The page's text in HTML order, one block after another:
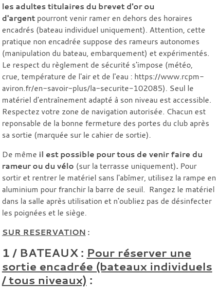
les adultes titulaires du brevet d'or ou
d'argent pourront venir ramer en dehors des horaires
encadrés (bateau individuel uniquement). Attention, cette
pratique non encadrée suppose des rameurs autonomes
(manipulation du bateau, embarquement) et expérimentés.
Le respect du règlement de sécurité s'impose (météo,
crue, température de l'air et de l'eau : https://www.rcpm-
aviron.fr/en-savoir-plus/la-securite-102085). Seul le
matériel d'entraînement adapté à son niveau est accessible.
Respectez votre zone de navigation autorisée. Chacun est
reponsable de la bonne fermeture des portes du club après
sa sortie (marquée sur le cahier de sortie).
De même il est possible pour tous de venir faire du
rameur ou du vélo (sur la terrasse uniquement). Pour
sortir et rentrer le matériel sans l'abîmer, utilisez la rampe en
aluminium pour franchir la barre de seuil. Rangez le matériel
dans la salle après utilisation et n'oubliez pas de désinfecter
les poignées et le siège.
SUR RESERVATION :
1 / BATEAUX : Pour réserver une
sortie encadrée (bateaux individuels
/ tous niveaux) :